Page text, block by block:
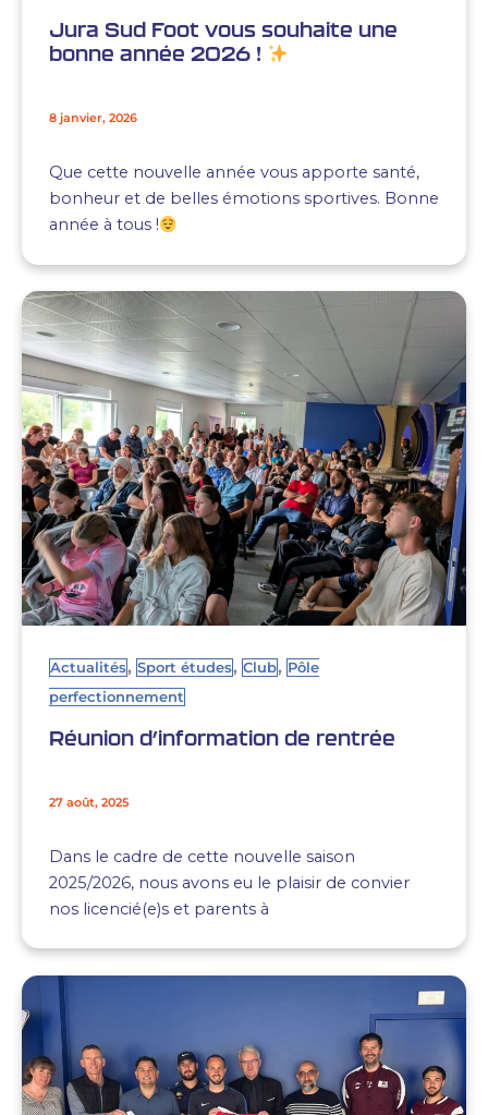
Jura Sud Foot vous souhaite une
bonne année 2026 !
8 janvier, 2026
Que cette nouvelle année vous apporte santé,
bonheur et de belles émotions sportives. Bonne
année à tous !
Actualités, Sport études, Club, Pôle
perfectionnement
Réunion d’information de rentrée
27 août, 2025
Dans le cadre de cette nouvelle saison
2025/2026, nous avons eu le plaisir de convier
nos licencié(e)s et parents à